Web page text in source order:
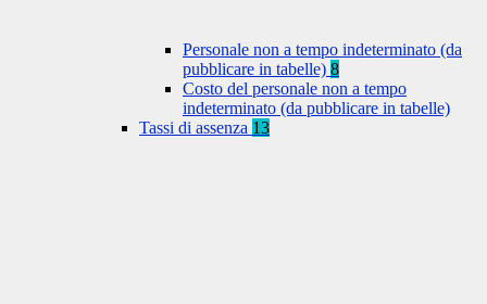
Personale non a tempo indeterminato (da
pubblicare in tabelle) 8
Costo del personale non a tempo
indeterminato (da pubblicare in tabelle)
Tassi di assenza 13